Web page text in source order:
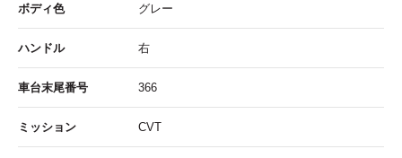
ボディ色 グレー
ハンドル 右
車台末尾番号 366
ミッション CVT